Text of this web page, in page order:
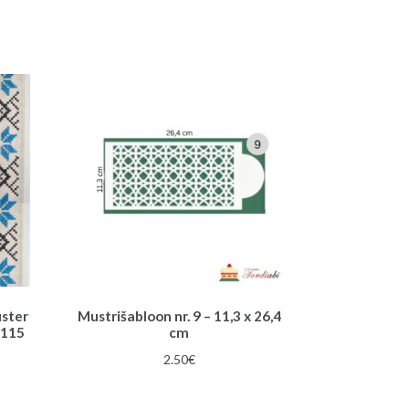
Mustrišabloon nr. 9 – 11,3 x 26,4
cm
2.50€